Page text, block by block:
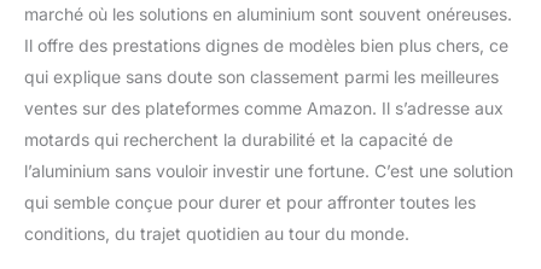
marché où les solutions en aluminium sont souvent onéreuses.
Il offre des prestations dignes de modèles bien plus chers, ce
qui explique sans doute son classement parmi les meilleures
ventes sur des plateformes comme Amazon. Il s’adresse aux
motards qui recherchent la durabilité et la capacité de
l’aluminium sans vouloir investir une fortune. C’est une solution
qui semble conçue pour durer et pour affronter toutes les
conditions, du trajet quotidien au tour du monde.